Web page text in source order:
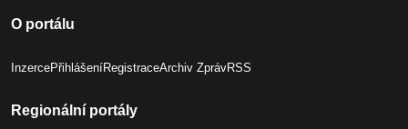
O portálu
InzercePřihlášeníRegistraceArchiv ZprávRSS
Regionální portály